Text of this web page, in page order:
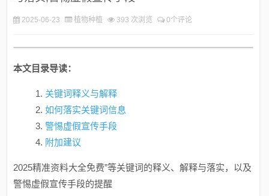
2025-06-23 植物种植 393 次浏览 0个评论
本文目录导读：
关键词释义与解释
如何落实关键词信息
警惕虚假宣传手段
附加建议
2025精准资料大全免费”等关键词的释义、解释与落实，以及
警惕虚假宣传手段的提醒